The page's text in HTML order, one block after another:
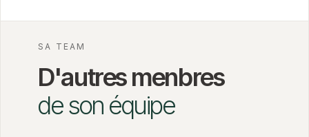
SA TEAM
D'autres menbres
de son équipe